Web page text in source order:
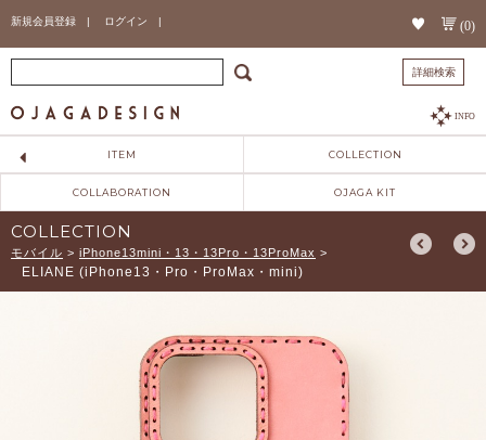
新規会員登録 | ログイン | (0)
詳細検索
INFO
ITEM COLLECTION
COLLABORATION OJAGA KIT
COLLECTION
モバイル > iPhone13mini・13・13Pro・13ProMax >
ELIANE (iPhone13・Pro・ProMax・mini)